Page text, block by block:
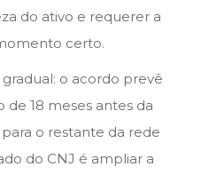
do ativo e requerer a
certo.
o acordo prevê
18 meses antes da
o restante da rede
do CNJ é ampliar a